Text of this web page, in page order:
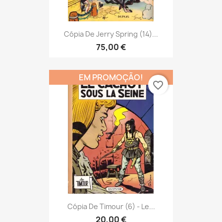
Cópia De Jerry Spring (14)...
75,00 €
Cópia De Timour (6) - Le...
20,00 €
EM PROMOÇÃO!
favorite_border